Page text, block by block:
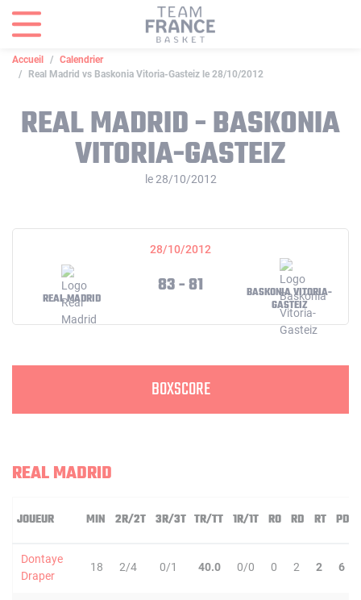
Accueil
Calendrier
Real Madrid vs Baskonia Vitoria-Gasteiz le 28/10/2012
REAL MADRID - BASKONIA
VITORIA-GASTEIZ
le 28/10/2012
28/10/2012
REAL MADRID
83 - 81
BASKONIA VITORIA-
GASTEIZ
BOXSCORE
REAL MADRID
JOUEUR MIN 2R/2T 3R/3T TR/TT 1R/1T RO RD RT PD
Dontaye
Draper
18 2/4 0/1 40.0 0/0 0 2 2 6
Panneau de gestion des cookies